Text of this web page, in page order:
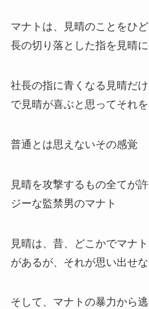
マナトは、見晴のことをひ
長の切り落とした指を見晴
社長の指に青くなる見晴だ
で見晴が喜ぶと思ってそれ
普通とは思えないその感覚
見晴を攻撃するもの全てが
ジーな監禁男のマナト
見晴は、昔、どこかでマナ
があるが、それが思い出せ
そして、マナトの暴力から